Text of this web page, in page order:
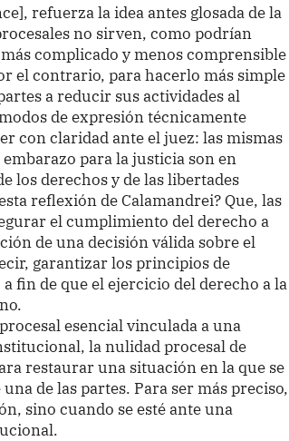
refuerza la idea antes glosada de la
no sirven, como podrían
complicado y menos comprensible
el contrario, para hacerlo más simple
a reducir sus actividades al
de expresión técnicamente
con claridad ante el juez: las mismas
para la justicia son en
los derechos y de las libertades
reflexión de Calamandrei? Que, las
el cumplimiento del derecho a
de una decisión válida sobre el
garantizar los principios de
fin de que el ejercicio del derecho a la
esencial vinculada a una
la nulidad procesal de
restaurar una situación en la que se
de las partes. Para ser más preciso,
sino cuando se esté ante una